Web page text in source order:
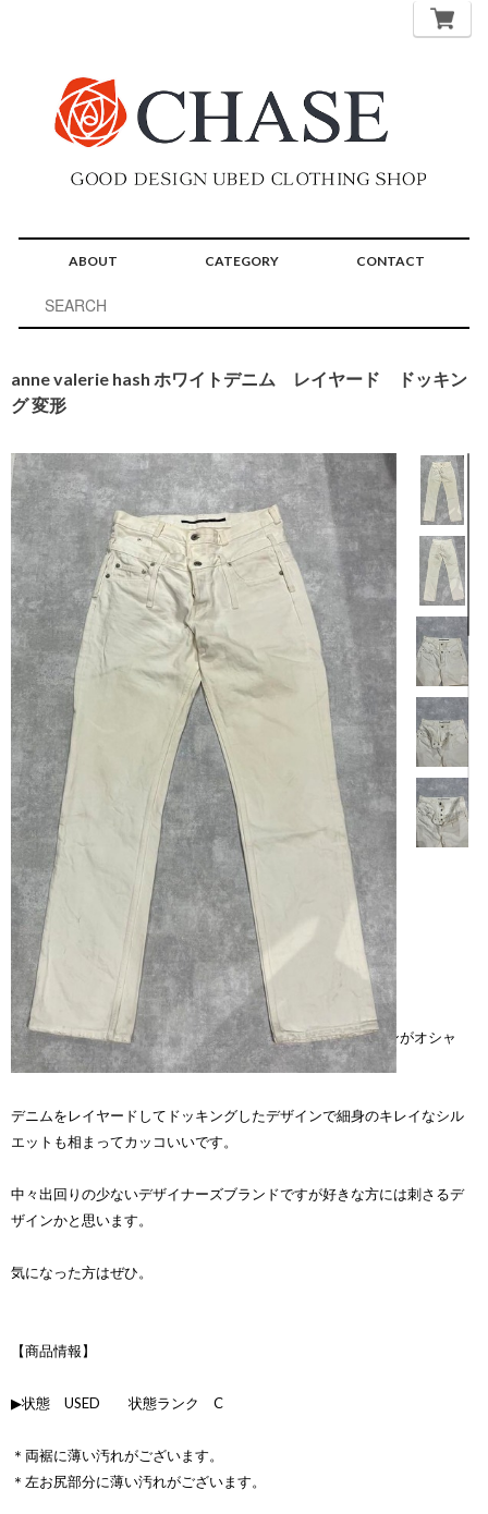
ABOUT CATEGORY CONTACT
anne valerie hash ホワイトデニム レイヤード ドッキン
グ 変形
【商品説明】
anne valerie hash のレイヤードデニムです。
アン ヴァレリー アッシュらしいデニムの再構築したデザインがオシャ
レなアイテム。
デニムをレイヤードしてドッキングしたデザインで細身のキレイなシル
エットも相まってカッコいいです。
中々出回りの少ないデザイナーズブランドですが好きな方には刺さるデ
ザインかと思います。
気になった方はぜひ。
【商品情報】
▶状態 USED 状態ランク C
＊両裾に薄い汚れがございます。
＊左お尻部分に薄い汚れがございます。